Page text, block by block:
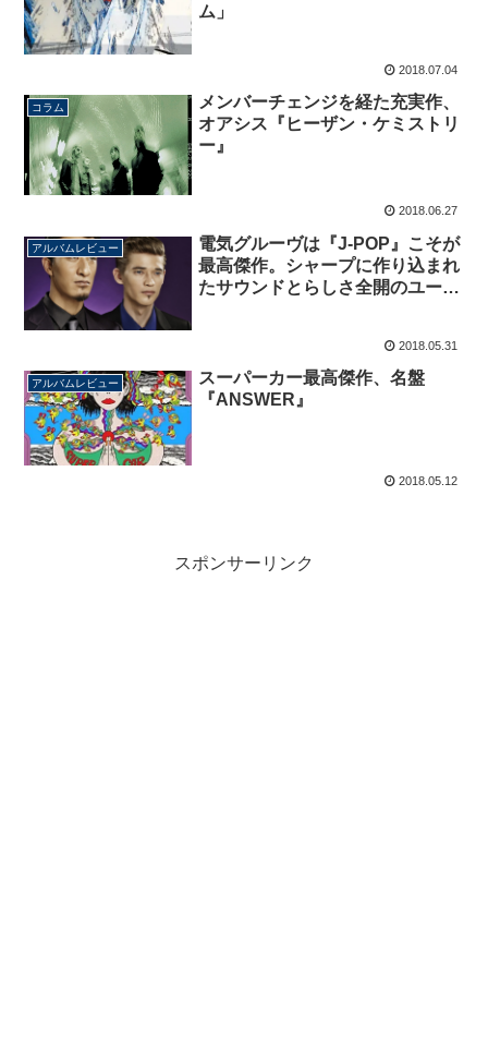
ム」
2018.07.04
コラム
メンバーチェンジを経た充実作、
オアシス『ヒーザン・ケミストリ
ー』
2018.06.27
アルバムレビュー
電気グルーヴは『J-POP』こそが
最高傑作。シャープに作り込まれ
たサウンドとらしさ全開のユーモ
2018.05.31
アルバムレビュー
スーパーカー最高傑作、名盤
『ANSWER』
2018.05.12
スポンサーリンク